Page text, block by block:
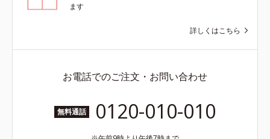
ます
詳しくはこちら
お電話でのご注文・お問い合わせ
無料通話 0120-010-010